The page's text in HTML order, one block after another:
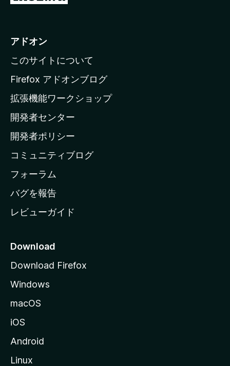
i
l
a
ホ
ー
ム
ー
ジ
へ
アドオン
このサイトについて
Firefox アドオンブログ
拡張機能ワークショップ
開発者センター
開発者ポリシー
コミュニティブログ
フォーラム
バグを報告
レビューガイド
Download
Download Firefox
Windows
macOS
iOS
Android
Linux